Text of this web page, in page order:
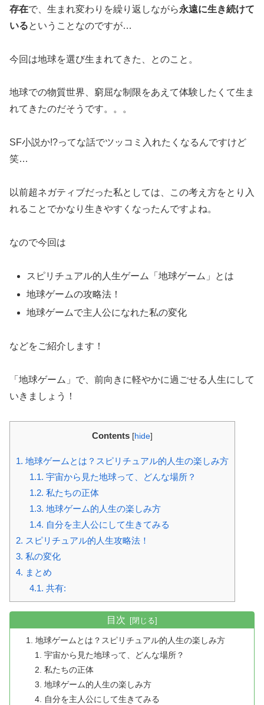
存在で、生まれ変わりを繰り返しながら永遠に生き続けて
いるということなのですが…
今回は地球を選び生まれてきた、とのこと。
地球での物質世界、窮屈な制限をあえて体験したくて生ま
れてきたのだそうです。。。
SF小説か!?ってな話でツッコミ入れたくなるんですけど
笑…
以前超ネガティブだった私としては、この考え方をとり入
れることでかなり生きやすくなったんですよね。
なので今回は
スピリチュアル的人生ゲーム「地球ゲーム」とは
地球ゲームの攻略法！
地球ゲームで主人公になれた私の変化
などをご紹介します！
「地球ゲーム」で、前向きに軽やかに過ごせる人生にして
いきましょう！
Contents [hide]
1. 地球ゲームとは？スピリチュアル的人生の楽しみ方
1.1. 宇宙から見た地球って、どんな場所？
1.2. 私たちの正体
1.3. 地球ゲーム的人生の楽しみ方
1.4. 自分を主人公にして生きてみる
2. スピリチュアル的人生攻略法！
3. 私の変化
4. まとめ
4.1. 共有:
目次
地球ゲームとは？スピリチュアル的人生の楽しみ方
宇宙から見た地球って、どんな場所？
私たちの正体
地球ゲーム的人生の楽しみ方
自分を主人公にして生きてみる